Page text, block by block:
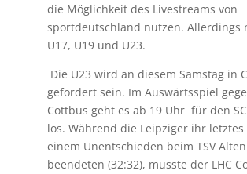
die Möglichkeit des Livestreams von
sportdeutschland nutzen. Allerdings
U17, U19 und U23.
Die U23 wird an diesem Samstag in
gefordert sein. Im Auswärtsspiel
Cottbus geht es ab 19 Uhr für den
los. Während die Leipziger ihr
einem Unentschieden beim TSV
beendeten (32:32), musste der LHC